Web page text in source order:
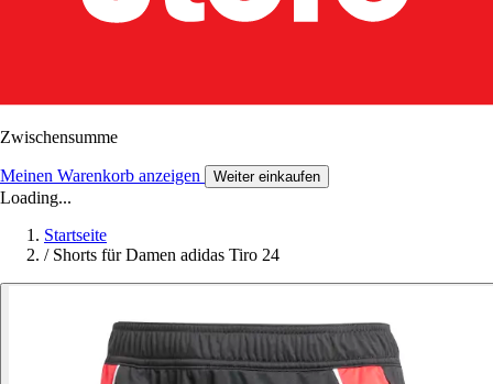
Zwischensumme
Meinen Warenkorb anzeigen Weiter einkaufen
Loading...
Startseite
/ Shorts für Damen adidas Tiro 24